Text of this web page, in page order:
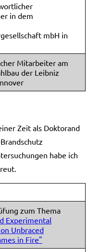
in dem
mbH in
Mitarbeiter am
der Leibniz
Zeit als Doktorand
habe ich
zum Thema
Experimental
Unbraced
in Fire"